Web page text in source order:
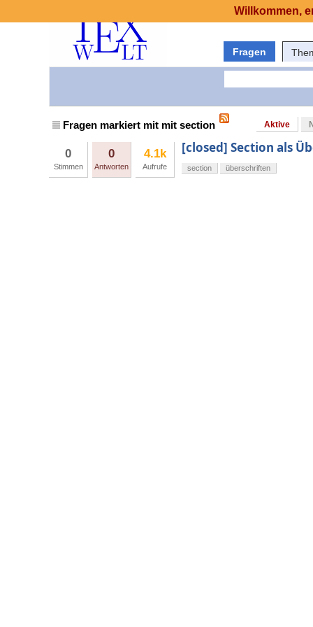
Fragen
Fragen markiert mit mit section Aktive
0
Stimmen
0
Antworten
4.1k
Aufrufe
[closed] Section als
section überschriften
Willkommen,